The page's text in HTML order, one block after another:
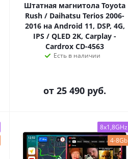
Штатная магнитола Toyota
Rush / Daihatsu Terios 2006-
2016 на Android 11, DSP, 4G,
IPS / QLED 2K, Carplay -
Cardrox CD-4563
Есть в наличии
от 25 490 руб.
8x1,8GHz
4-8Gb